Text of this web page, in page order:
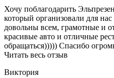
Хочу поблагодарить
который организовали для
довольны всем, грамотные и
красивые авто и отличные
обращаться))))) Спасибо
Читать весь отзыв
Виктория